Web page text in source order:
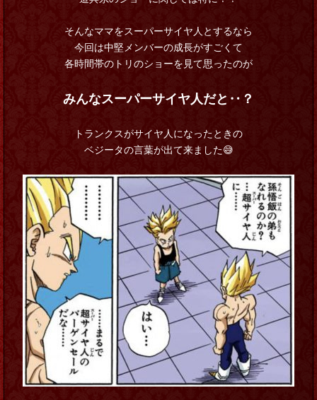
そんなママをスーパーサイヤ人とするなら
今回は中堅メンバーの成長がすごくて
各時間帯のトリのショーを見て思ったのが
みんなスーパーサイヤ人だと‥？
トランクスがサイヤ人になったときの
ベジータの言葉が出て来ました😅